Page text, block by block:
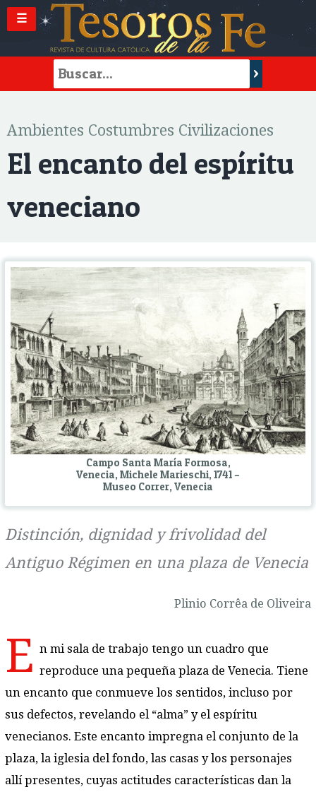
☰
Ambientes Costumbres Civilizaciones
El encanto del espíritu
veneciano
Campo Santa María Formosa,
Venecia, Michele Marieschi, 1741 –
Museo Correr, Venecia
Distinción, dignidad y frivolidad del
Antiguo Régimen en una plaza de Venecia
Plinio Corrêa de Oliveira
E n mi sala de trabajo tengo un cuadro que
reproduce una pequeña plaza de Venecia. Tiene
un encanto que conmueve los sentidos, incluso por
sus defectos, revelando el “alma” y el espíritu
venecianos. Este encanto impregna el conjunto de la
plaza, la iglesia del fondo, las casas y los personajes
allí presentes, cuyas actitudes características dan la